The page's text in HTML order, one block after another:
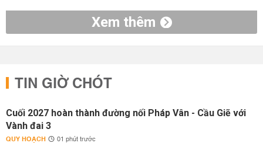
Xem thêm
TIN GIỜ CHÓT
Cuối 2027 hoàn thành đường nối Pháp Vân - Cầu Giẽ với
Vành đai 3
QUY HOẠCH 01 phút trước